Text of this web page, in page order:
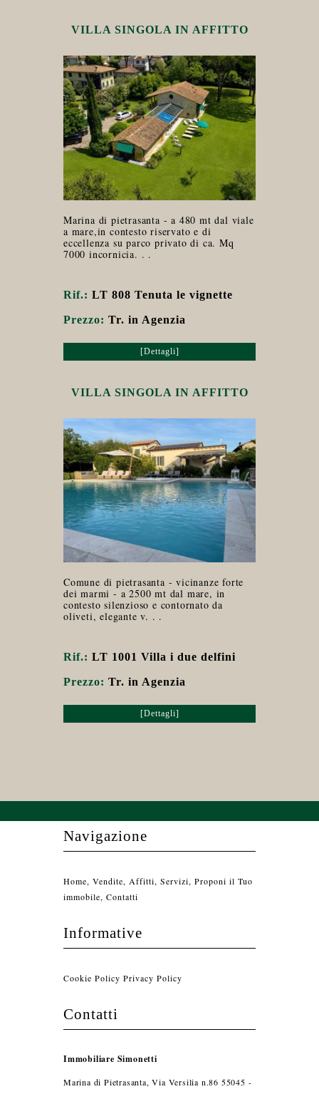
VILLA SINGOLA IN AFFITTO
Marina di pietrasanta - a 480 mt dal viale
a mare,in contesto riservato e di
eccellenza su parco privato di ca. Mq
7000 incornicia. . .
Rif.: LT 808 Tenuta le vignette
Prezzo: Tr. in Agenzia
[Dettagli]
VILLA SINGOLA IN AFFITTO
Comune di pietrasanta - vicinanze forte
dei marmi - a 2500 mt dal mare, in
contesto silenzioso e contornato da
oliveti, elegante v. . .
Rif.: LT 1001 Villa i due delfini
Prezzo: Tr. in Agenzia
[Dettagli]
Navigazione
Home, Vendite, Affitti, Servizi, Proponi il Tuo
immobile, Contatti
Informative
Cookie Policy Privacy Policy
Contatti
Immobiliare Simonetti
Marina di Pietrasanta, Via Versilia n.86 55045 -